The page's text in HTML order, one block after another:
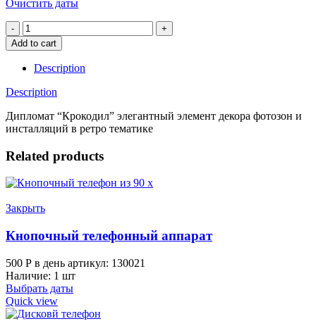
Очистить даты
Дипломат
"Крокодил"
quantity
Add to cart
Description
Description
Дипломат “Крокодил” элегантный элемент декора фотозон и
инсталляций в ретро тематике
Related products
Закрыть
Кнопочный телефонный аппарат
500 Р в день артикул: 130021
Наличие: 1 шт
Выбрать даты
Quick view